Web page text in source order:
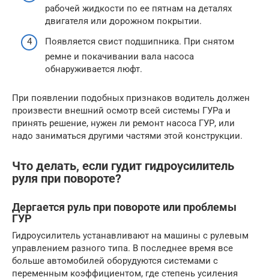
рабочей жидкости по ее пятнам на деталях
двигателя или дорожном покрытии.
Появляется свист подшипника. При снятом
ремне и покачивании вала насоса
обнаруживается люфт.
При появлении подобных признаков водитель должен
произвести внешний осмотр всей системы ГУРа и
принять решение, нужен ли ремонт насоса ГУР, или
надо заниматься другими частями этой конструкции.
Что делать, если гудит гидроусилитель
руля при повороте?
Дергается руль при повороте или проблемы
ГУР
Гидроусилитель устанавливают на машины с рулевым
управлением разного типа. В последнее время все
больше автомобилей оборудуются системами с
переменным коэффициентом, где степень усиления